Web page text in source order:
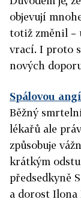
objevují
totiž změnil –
vrací. I proto
nových
Spálovou
Běžný
lékařů ale
způsobuje
krátkým
předsedkyně
a dorost Ilona